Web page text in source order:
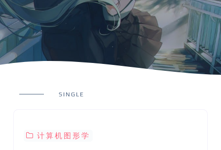
SINGLE
计算机图形学